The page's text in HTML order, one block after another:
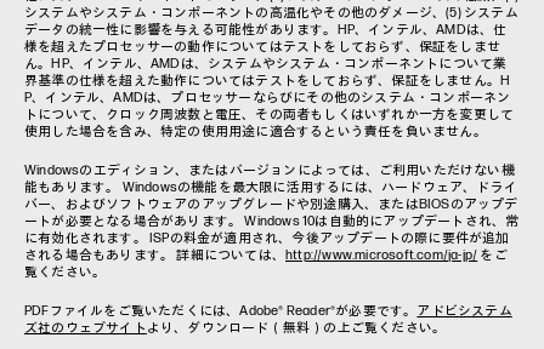
システムやシステム・コンポーネントの高温化やその他のダメージ、(5) システム
データの統一性に影響を与える可能性があります。HP、インテル、AMDは、仕
様を超えたプロセッサーの動作についてはテストをしておらず、保証をしませ
ん。HP、インテル、AMDは、システムやシステム・コンポーネントについて業
界基準の仕様を超えた動作についてはテストをしておらず、保証をしません。H
P、インテル、AMDは、プロセッサーならびにその他のシステム・コンポーネン
トについて、クロック周波数と電圧、その両者もしくはいずれか一方を変更して
使用した場合を含み、特定の使用用途に適合するという責任を負いません。
Windowsのエディション、またはバージョンによっては、ご利用いただけない機
能もあります。 Windowsの機能を最大限に活用するには、ハードウェア、ドライ
バー、およびソフトウェアのアップグレードや別途購入、またはBIOSのアップデ
ートが必要となる場合があります。 Windows 10は自動的にアップデートされ、常
に有効化されます。 ISPの料金が適用され、今後アップデートの際に要件が追加
される場合もあります。 詳細については、 http://www.microsoft.com/ja-jp/ をご
覧ください。
PDFファイルをご覧いただくには、Adobe® Reader®が必要です。 アドビシステム
ズ社のウェブサイト より、ダウンロード（無料）の上ご覧ください。